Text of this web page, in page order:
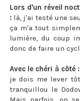
Lors d'un réveil
: là, j'ai testé une
ça m'a tout
lumière, du coup
donc de faire un
Avec le chéri à côté
je dois me lever
tranquillou le